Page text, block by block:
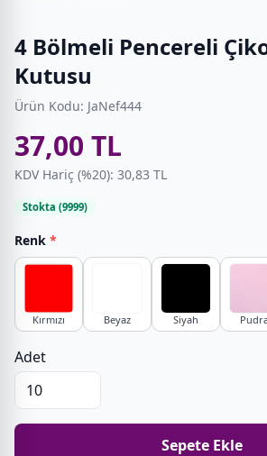
4 Bölmeli Pencereli
Kutusu
Ürün Kodu: JaNef444
37,00 TL
KDV Hariç (%20): 30,83 TL
Stokta (9999)
Renk *
Kırmızı Beyaz Siyah
Adet
Sepete Ekle